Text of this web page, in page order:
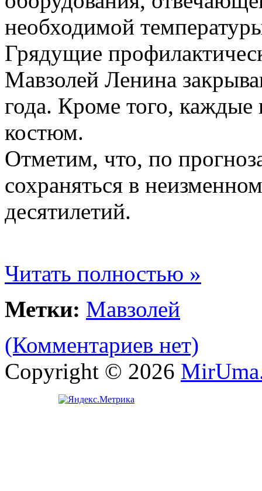
необходимой
Грядущие
Мавзолей Ленина
года. Кроме того,
костюм.
Отметим, что, по
сохраняться в
десятилетий.
Читать полностью »
Метки: Мавзолей
(Комментариев нет)
Copyright © 2026